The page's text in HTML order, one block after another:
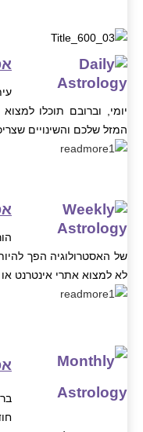
יומי, וברובם תוכלו
המזל שלכם והשינויים
של האסטרולוגיה הפך
לא למצוא אתרי אינטרנט